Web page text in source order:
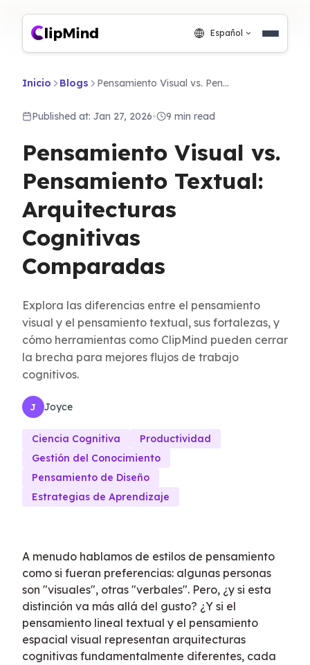
Español
Inicio Blogs Pensamiento Visual vs. Pensamiento Textual: Arquitecturas Cognitivas Comparadas
Published at: Jan 27, 2026• 9 min read
Pensamiento Visual vs.
Pensamiento Textual:
Arquitecturas
Cognitivas
Comparadas
Explora las diferencias entre el pensamiento
visual y el pensamiento textual, sus fortalezas, y
cómo herramientas como ClipMind pueden cerrar
la brecha para mejores flujos de trabajo
cognitivos.
J Joyce
Ciencia Cognitiva
Productividad
Gestión del Conocimiento
Pensamiento de Diseño
Estrategias de Aprendizaje
A menudo hablamos de estilos de pensamiento
como si fueran preferencias: algunas personas
son "visuales", otras "verbales". Pero, ¿y si esta
distinción va más allá del gusto? ¿Y si el
pensamiento lineal textual y el pensamiento
espacial visual representan arquitecturas
cognitivas fundamentalmente diferentes, cada